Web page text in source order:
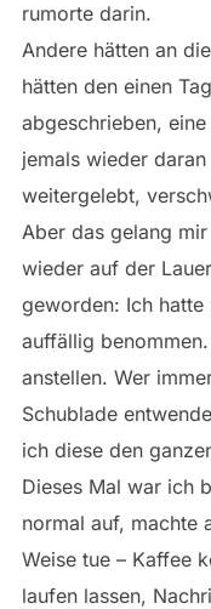
rumorte darin.
Andere hätten an
hätten den einen
abgeschrieben,
jemals wieder
weitergelebt,
Aber das gelang
wieder auf der
geworden: Ich hatte
auffällig
anstellen. Wer
Schublade
ich diese den
Dieses Mal war ich
normal auf, machte
Weise tue – Kaffee
laufen lassen,